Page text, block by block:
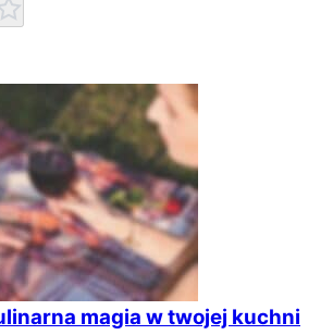
magia w twojej kuchni